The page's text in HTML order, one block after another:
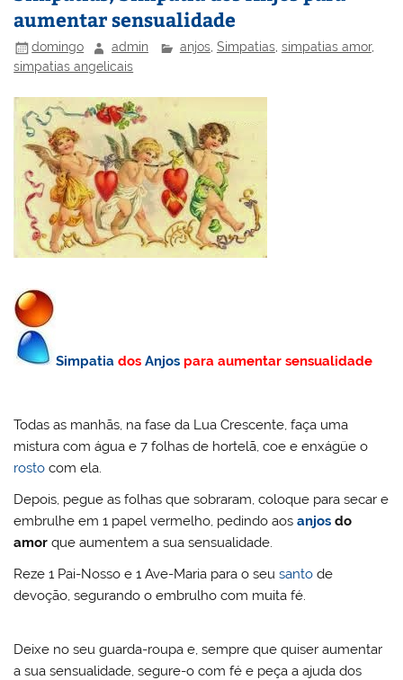
aumentar sensualidade
domingo admin anjos, Simpatias, simpatias amor,
simpatias angelicais
Simpatia dosAnjos para aumentar sensualidade
Todas as manhãs, na fase da Lua Crescente, faça uma
mistura com água e 7 folhas de hortelã, coe e enxágüe o
rosto com ela.
Depois, pegue as folhas que sobraram, coloque para secar e
embrulhe em 1 papel vermelho, pedindo aosanjos do
amor que aumentem a sua sensualidade.
Reze 1 Pai-Nosso e 1 Ave-Maria para o seusanto de
devoção, segurando o embrulho com muita fé.
Deixe no seu guarda-roupa e, sempre que quiser aumentar
a sua sensualidade, segure-o com fé e peça a ajuda dos